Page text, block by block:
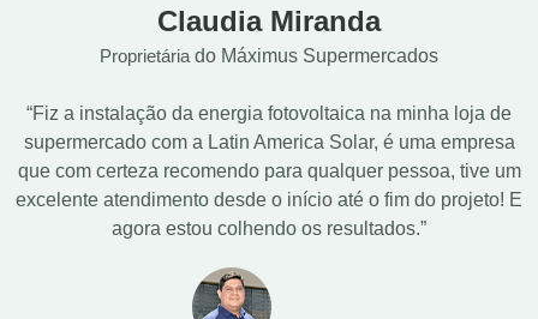
Claudia Miranda
Proprietária do Máximus Supermercados
“Fiz a instalação da energia fotovoltaica na minha loja de
supermercado com a Latin America Solar, é uma empresa
que com certeza recomendo para qualquer pessoa, tive um
excelente atendimento desde o início até o fim do projeto! E
agora estou colhendo os resultados.”